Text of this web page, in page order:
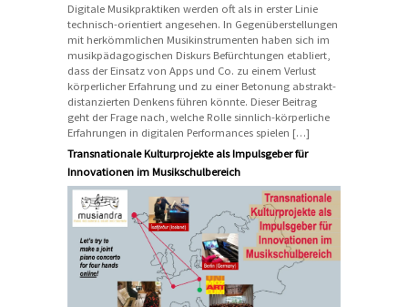
Digitale Musikpraktiken werden oft als in erster Linie
technisch-orientiert angesehen. In Gegenüberstellungen
mit herkömmlichen Musikinstrumenten haben sich im
musikpädagogischen Diskurs Befürchtungen etabliert,
dass der Einsatz von Apps und Co. zu einem Verlust
körperlicher Erfahrung und zu einer Betonung abstrakt-
distanzierten Denkens führen könnte. Dieser Beitrag
geht der Frage nach, welche Rolle sinnlich-körperliche
Erfahrungen in digitalen Performances spielen […]
Transnationale Kulturprojekte als Impulsgeber für
Innovationen im Musikschulbereich